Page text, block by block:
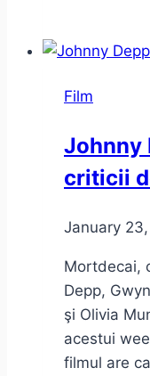
Film
Johnny
criticii
January
Mortdecai,
Depp,
şi Olivia
acestui
filmul are